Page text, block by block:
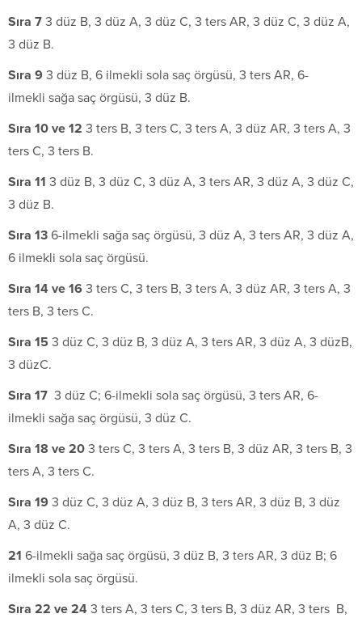
Sıra 7 3 düz B, 3 düz A, 3 düz C, 3 ters AR, 3 düz C, 3 düz A,
3 düz B.
Sıra 9 3 düz B, 6 ilmekli sola saç örgüsü, 3 ters AR, 6-
ilmekli sağa saç örgüsü, 3 düz B.
Sıra 10 ve 12 3 ters B, 3 ters C, 3 ters A, 3 düz AR, 3 ters A, 3
ters C, 3 ters B.
Sıra 11 3 düz B, 3 düz C, 3 düz A, 3 ters AR, 3 düz A, 3 düz C,
3 düz B.
Sıra 13 6-ilmekli sağa saç örgüsü, 3 düz A, 3 ters AR, 3 düz A,
6 ilmekli sola saç örgüsü.
Sıra 14 ve 16 3 ters C, 3 ters B, 3 ters A, 3 düz AR, 3 ters A, 3
ters B, 3 ters C.
Sıra 15 3 düz C, 3 düz B, 3 düz A, 3 ters AR, 3 düz A, 3 düzB,
3 düzC.
Sıra 17 3 düz C; 6-ilmekli sola saç örgüsü, 3 ters AR, 6-
ilmekli sağa saç örgüsü, 3 düz C.
Sıra 18 ve 20 3 ters C, 3 ters A, 3 ters B, 3 düz AR, 3 ters B, 3
ters A, 3 ters C.
Sıra 19 3 düz C, 3 düz A, 3 düz B, 3 ters AR, 3 düz B, 3 düz
A, 3 düz C.
21 6-ilmekli sağa saç örgüsü, 3 düz B, 3 ters AR, 3 düz B; 6
ilmekli sola saç örgüsü.
Sıra 22 ve 24 3 ters A, 3 ters C, 3 ters B, 3 düz AR, 3 ters B,